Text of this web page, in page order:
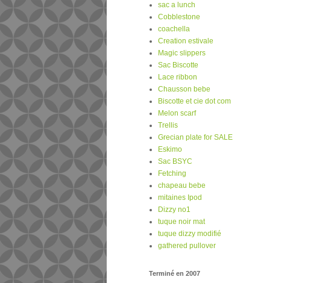
sac a lunch
Cobblestone
coachella
Creation estivale
Magic slippers
Sac Biscotte
Lace ribbon
Chausson bebe
Biscotte et cie dot com
Melon scarf
Trellis
Grecian plate for SALE
Eskimo
Sac BSYC
Fetching
chapeau bebe
mitaines Ipod
Dizzy no1
tuque noir mat
tuque dizzy modifié
gathered pullover
Terminé en 2007